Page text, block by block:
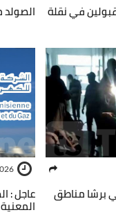
في نقلة
برشا مناطق عاجل :